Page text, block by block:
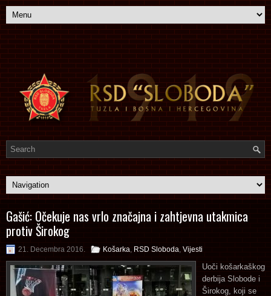
Gašić: Očekuje nas vrlo značajna i zahtjevna utakmica
protiv Širokog
21. Decembra 2016. Košarka RSD Sloboda Vijesti
Uoči košarkaškog
derbija Slobode i
Širokog, koji se